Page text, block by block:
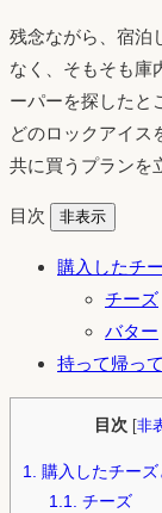
残念ながら、宿泊
なく、そもそも庫
ーパーを探したと
どのロックアイ
共に買うプランを
目次 非表示
購入したチ
チーズ
バター
持って帰っ
目次 [非
1.
購入したチー
1.1.
チーズ